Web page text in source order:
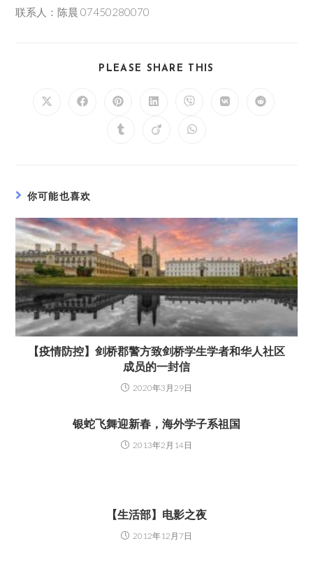
联系人：陈晨 07450280070
PLEASE SHARE THIS
你可能也喜欢
【疫情防控】剑桥郡警方致剑桥学生学者和华人社区
成员的一封信
2020年3月29日
银蛇飞舞迎新春，海外学子系祖国
2013年2月14日
【生活部】电影之夜
2012年12月7日